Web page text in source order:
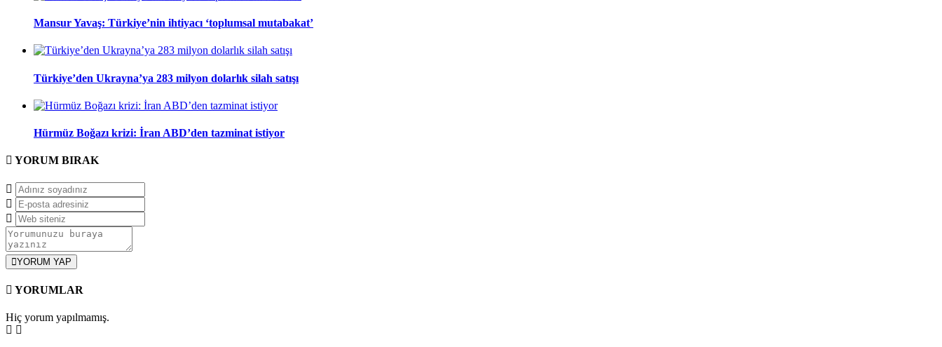
Mansur Yavaş: Türkiye’nin ihtiyacı ‘toplumsal mutabakat’
Türkiye’den Ukrayna’ya 283 milyon dolarlık silah satışı
Hürmüz Boğazı krizi: İran ABD’den tazminat istiyor
YORUM BIRAK
YORUM YAP
YORUMLAR
Hiç yorum yapılmamış.